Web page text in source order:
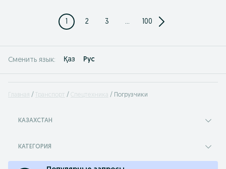
1 2 3 ... 100
Сменить язык: Қаз Рус
Главная Транспорт Спецтехника Погрузчики
КАЗАХСТАН
КАТЕГОРИЯ